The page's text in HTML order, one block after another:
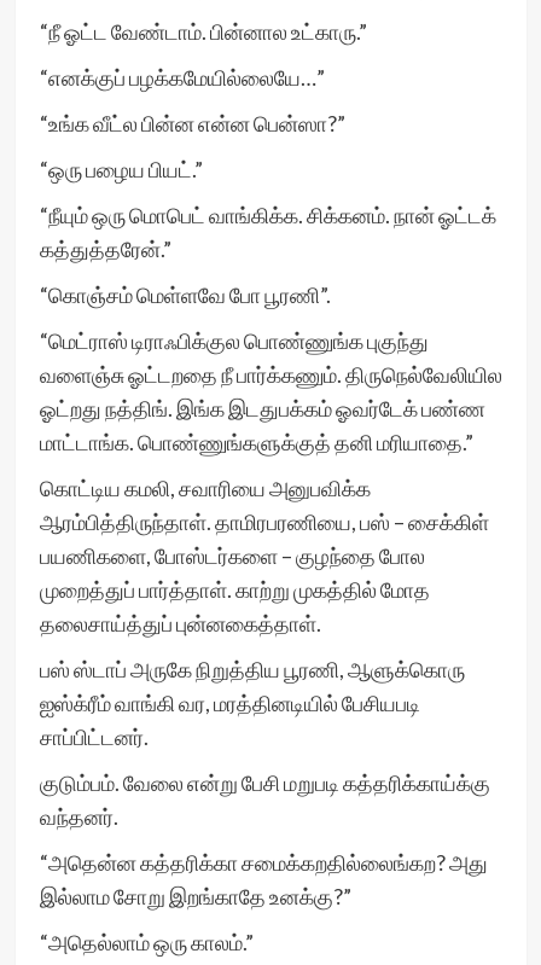
“நீ ஓட்ட வேண்டாம். பின்னால உட்காரு.”
“எனக்குப் பழக்கமேயில்லையே…”
“உங்க வீட்ல பின்ன என்ன பென்ஸா?”
“ஒரு பழைய பியட்.”
“நீயும் ஒரு மொபெட் வாங்கிக்க. சிக்கனம். நான் ஓட்டக்
கத்துத்தரேன்.”
“கொஞ்சம் மெள்ளவே போ பூரணி”.
“மெட்ராஸ் டிராஃபிக்குல பொண்ணுங்க புகுந்து
வளைஞ்சு ஓட்டறதை நீ பார்க்கணும். திருநெல்வேலியில
ஓட்றது நத்திங். இங்க இடதுபக்கம் ஓவர்டேக் பண்ண
மாட்டாங்க. பொண்ணுங்களுக்குத் தனி மரியாதை.”
கொட்டிய கமலி, சவாரியை அனுபவிக்க
ஆரம்பித்திருந்தாள். தாமிரபரணியை, பஸ் – சைக்கிள்
பயணிகளை, போஸ்டர்களை – குழந்தை போல
முறைத்துப் பார்த்தாள். காற்று முகத்தில் மோத
தலைசாய்த்துப் புன்னகைத்தாள்.
பஸ் ஸ்டாப் அருகே நிறுத்திய பூரணி, ஆளுக்கொரு
ஐஸ்க்ரீம் வாங்கி வர, மரத்தினடியில் பேசியபடி
சாப்பிட்டனர்.
குடும்பம். வேலை என்று பேசி மறுபடி கத்தரிக்காய்க்கு
வந்தனர்.
“அதென்ன கத்தரிக்கா சமைக்கறதில்லைங்கற? அது
இல்லாம சோறு இறங்காதே உனக்கு?”
“அதெல்லாம் ஒரு காலம்.”